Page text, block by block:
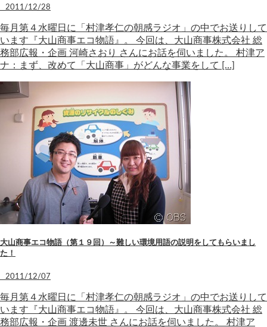
2011/12/28
毎月第４水曜日に「村津孝仁の朝感ラジオ」の中でお送りして
います『大山商事エコ物語』。 今回は、大山商事株式会社 総
務部広報・企画 河崎さおり さんにお話を伺いました。 村津ア
ナ：まず、改めて「大山商事」がどんな事業をして […]
大山商事エコ物語（第１９回）～難しい環境用語の説明をしてもらいまし
た！
2011/12/07
毎月第４水曜日に「村津孝仁の朝感ラジオ」の中でお送りして
います『大山商事エコ物語』。 今回は、大山商事株式会社 総
務部広報・企画 渡邊未世 さんにお話を伺いました。 村津ア